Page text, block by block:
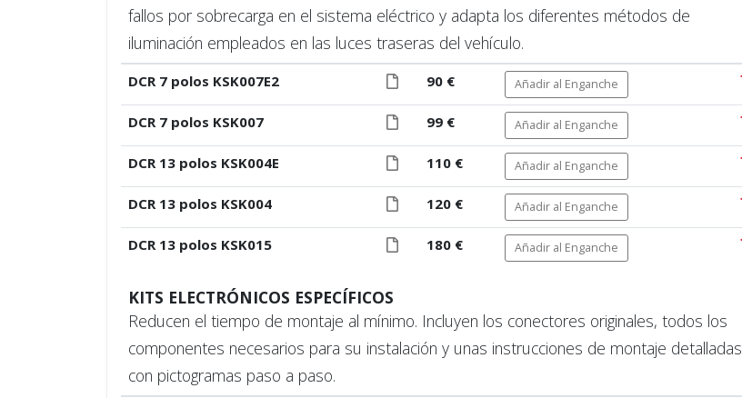
fallos por sobrecarga en el sistema eléctrico y adapta los diferentes métodos de
iluminación empleados en las luces traseras del vehículo.
DCR 7 polos KSK007E2 90 € Añadir al Enganche
DCR 7 polos KSK007 99 € Añadir al Enganche
DCR 13 polos KSK004E 110 € Añadir al Enganche
DCR 13 polos KSK004 120 € Añadir al Enganche
DCR 13 polos KSK015 180 € Añadir al Enganche
KITS ELECTRÓNICOS ESPECÍFICOS
Reducen el tiempo de montaje al mínimo. Incluyen los conectores originales, todos los
componentes necesarios para su instalación y unas instrucciones de montaje detalladas
con pictogramas paso a paso.